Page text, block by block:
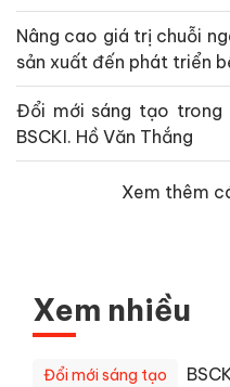
Nâng cao giá trị chuỗi
sản xuất đến phát triển
Đổi mới sáng tạo trong
BSCKI. Hồ Văn Thắng
Xem thêm
Xem nhiều
Đổi mới sáng tạo